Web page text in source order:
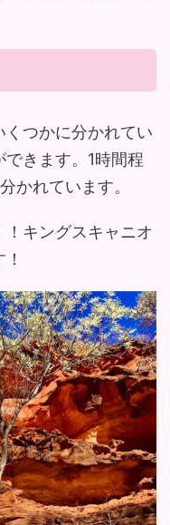
つかに分かれてい
できます。1時間程
かれています。
キングスキャニオ